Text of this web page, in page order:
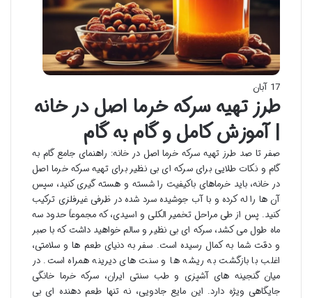
17 آبان
طرز تهیه سرکه خرما اصل در خانه
| آموزش کامل و گام به گام
صفر تا صد طرز تهیه سرکه خرما اصل در خانه: راهنمای جامع گام به
گام و نکات طلایی برای سرکه ای بی نظیر برای تهیه سرکه خرما اصل
در خانه، باید خرماهای باکیفیت را شسته و هسته گیری کنید، سپس
آن ها را له کرده و با آب جوشیده سرد شده در ظرفی غیرفلزی ترکیب
کنید. پس از طی مراحل تخمیر الکلی و اسیدی، که مجموعاً حدود سه
ماه طول می کشد، سرکه ای بی نظیر و سالم خواهید داشت که با صبر
و دقت شما به کمال رسیده است. سفر به دنیای طعم ها و سلامتی،
اغلب با بازگشت به ریشه ها و سنت های دیرینه همراه است. در
میان گنجینه های آشپزی و طب سنتی ایران، سرکه خرما خانگی
جایگاهی ویژه دارد. این مایع جادویی، نه تنها طعم دهنده ای بی